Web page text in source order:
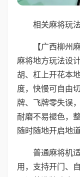
相关麻将玩
【广西柳州
麻将地方玩法设
胡、杠上开花本
度，快慢可自由
牌、飞牌零失误
耐磨不易褪色，
随时随地开启地
普通麻将机
用，支持开门、